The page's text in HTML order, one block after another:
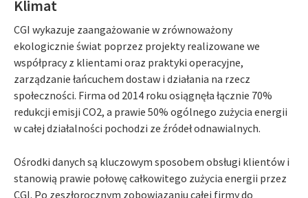
Klimat
CGI wykazuje zaangażowanie w zrównoważony
ekologicznie świat poprzez projekty realizowane we
współpracy z klientami oraz praktyki operacyjne,
zarządzanie łańcuchem dostaw i działania na rzecz
społeczności. Firma od 2014 roku osiągnęła łącznie 70%
redukcji emisji CO2, a prawie 50% ogólnego zużycia energii
w całej działalności pochodzi ze źródeł odnawialnych.
Ośrodki danych są kluczowym sposobem obsługi klientów i
stanowią prawie połowę całkowitego zużycia energii przez
CGI. Po zeszłorocznym zobowiązaniu całej firmy do